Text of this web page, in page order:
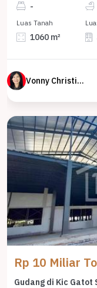
-
Luas Tanah
1060 m²
Vonny Christina
Rp 10 Miliar
Gudang di Kic Gatot